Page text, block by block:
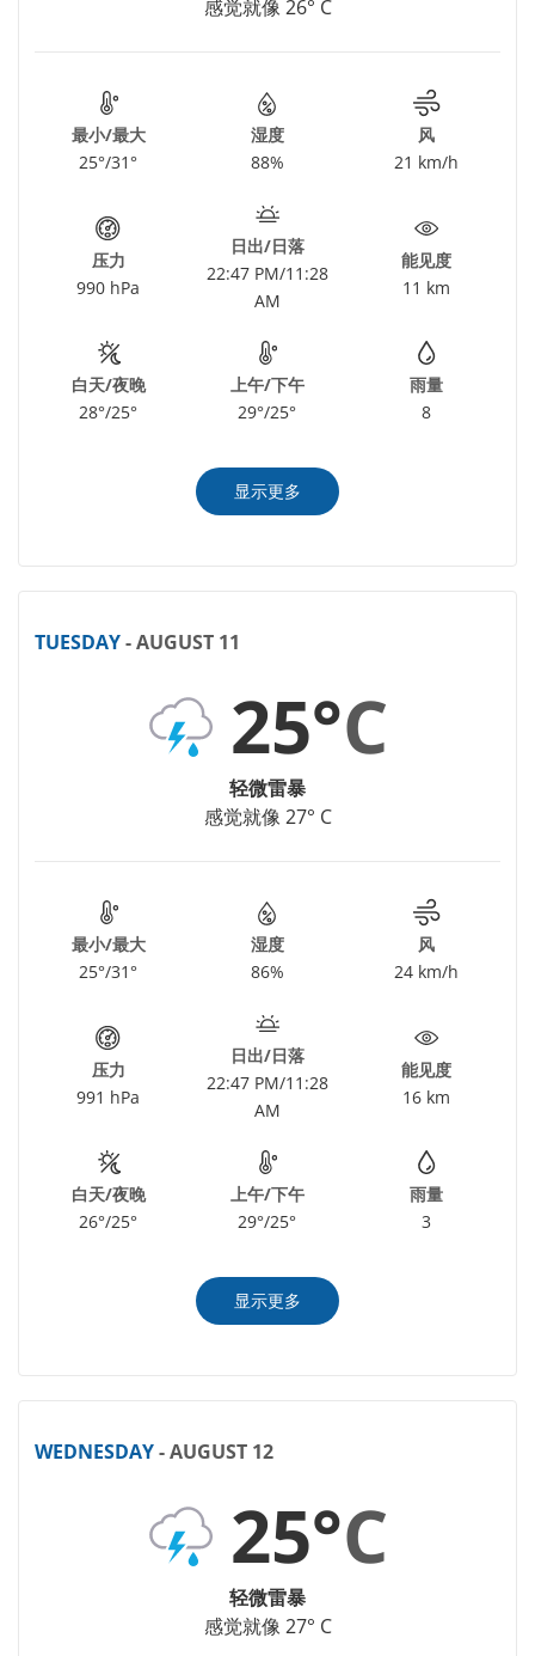
感觉就像 26° C
最小/最大
25°/31°
湿度
88%
风
21 km/h
压力
990 hPa
日出/日落
22:47 PM/11:28
AM
能见度
11 km
白天/夜晚
28°/25°
上午/下午
29°/25°
雨量
8
显示更多
TUESDAY- AUGUST 11
25°C
轻微雷暴
感觉就像 27° C
最小/最大
25°/31°
湿度
86%
风
24 km/h
压力
991 hPa
日出/日落
22:47 PM/11:28
AM
能见度
16 km
白天/夜晚
26°/25°
上午/下午
29°/25°
雨量
3
显示更多
WEDNESDAY- AUGUST 12
25°C
轻微雷暴
感觉就像 27° C